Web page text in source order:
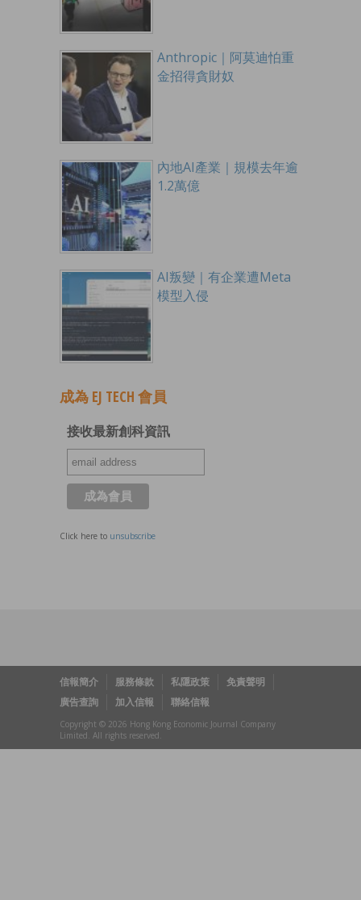
Anthropic｜阿莫迪怕重
金招得貪財奴
內地AI產業｜規模去年逾
1.2萬億
AI叛變｜有企業遭Meta
模型入侵
成為 EJ TECH 會員
接收最新創科資訊
Click here to unsubscribe
信報簡介 服務條款 私隱政策
免責聲明
廣告查詢
加入信報 聯絡信報
Copyright © 2026 Hong Kong Economic Journal Company
Limited. All rights reserved.